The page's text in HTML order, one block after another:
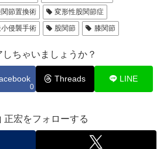
関節置換術
変形性股関節症
侵襲手術 股関節 膝関節
しちゃいましょうか？
0
Threads LINE
正宏をフォローする